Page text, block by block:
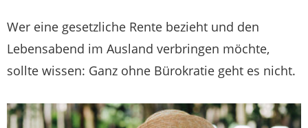
Wer eine gesetzliche Rente bezieht und den
Lebensabend im Ausland verbringen möchte,
sollte wissen: Ganz ohne Bürokratie geht es nicht.